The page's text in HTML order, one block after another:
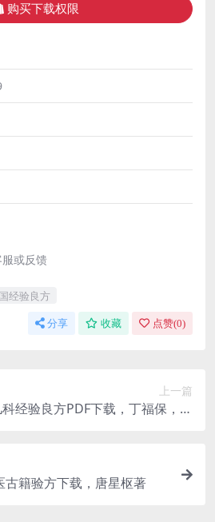
购买下载权限
或反馈
经验良方
分享 收藏 点赞(0)
上一篇
经验良方PDF下载，丁福保，李
古籍验方下载，唐星枢著